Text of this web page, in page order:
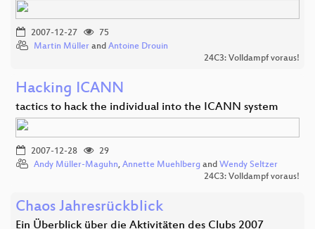
2007-12-27
75
Martin Müller and Antoine Drouin
24C3: Volldampf voraus!
Hacking ICANN
tactics to hack the individual into the ICANN system
2007-12-28
29
Andy Müller-Maguhn, Annette Muehlberg and Wendy Seltzer
24C3: Volldampf voraus!
Chaos Jahresrückblick
Ein Überblick über die Aktivitäten des Clubs 2007